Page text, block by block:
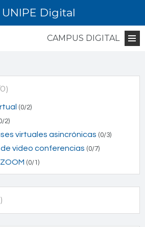
UNIPE Digital
CAMPUS DIGITAL
(0/2)
2)
virtuales asincrónicas (0/3)
video conferencias (0/7)
(0/1)